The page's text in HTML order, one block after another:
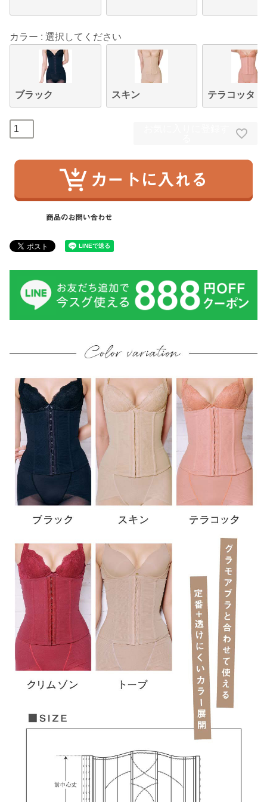
カラー 選択してください
ブラック スキン テラコッタ